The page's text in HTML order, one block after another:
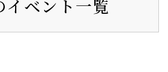
イベント一覧